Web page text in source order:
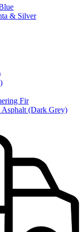
& Silver
Fir
(Dark Grey)